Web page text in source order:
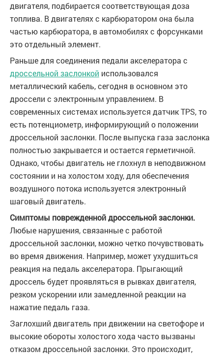
двигателя, подбирается соответствующая доза
топлива. В двигателях с карбюратором она была
частью карбюратора, в автомобилях с форсунками
это отдельный элемент.
Раньше для соединения педали акселератора с
дроссельной заслонкой использовался
металлический кабель, сегодня в основном это
дроссели с электронным управлением. В
современных системах используется датчик TPS, то
есть потенциометр, информирующий о положении
дроссельной заслонки. После выпуска газа заслонка
полностью закрывается и остается герметичной.
Однако, чтобы двигатель не глохнул в неподвижном
состоянии и на холостом ходу, для обеспечения
воздушного потока используется электронный
шаговый двигатель.
Симптомы поврежденной дроссельной заслонки.
Любые нарушения, связанные с работой
дроссельной заслонки, можно четко почувствовать
во время движения. Например, может ухудшиться
реакция на педаль акселератора. Прыгающий
дроссель будет проявляться в рывках двигателя,
резком ускорении или замедленной реакции на
нажатие педаль газа.
Заглохший двигатель при движении на светофоре и
высокие обороты холостого хода часто вызваны
отказом дроссельной заслонки. Это происходит,